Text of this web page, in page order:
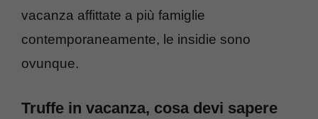
vacanza affittate a più famiglie
contemporaneamente, le insidie sono
ovunque.
Truffe in vacanza, cosa devi sapere